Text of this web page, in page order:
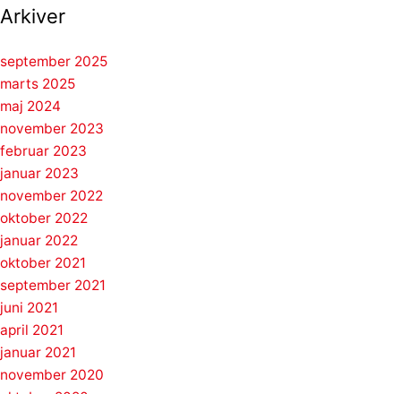
Arkiver
september 2025
marts 2025
maj 2024
november 2023
februar 2023
januar 2023
november 2022
oktober 2022
januar 2022
oktober 2021
september 2021
juni 2021
april 2021
januar 2021
november 2020